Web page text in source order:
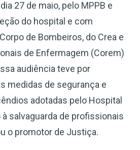
27 de maio, pelo MPPB e
do hospital e com
de Bombeiros, do Crea e
de Enfermagem (Corem)
audiência teve por
medidas de segurança e
adotadas pelo Hospital
à salvaguarda de profissionais
o promotor de Justiça.